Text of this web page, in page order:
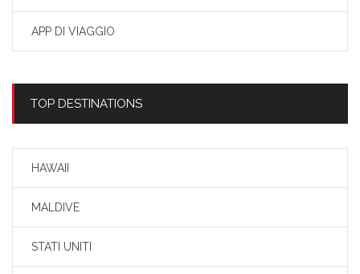
APP DI VIAGGIO
TOP DESTINATIONS
HAWAII
MALDIVE
STATI UNITI